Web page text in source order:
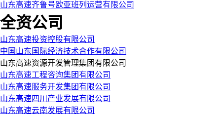
山东高速齐鲁号欧亚班列运营有限公司
全资公司
山东高速投资控股有限公司
中国山东国际经济技术合作有限公司
山东高速资源开发管理集团有限公司
山东高速工程咨询集团有限公司
山东高速服务开发集团有限公司
山东高速四川产业发展有限公司
山东高速云南发展有限公司